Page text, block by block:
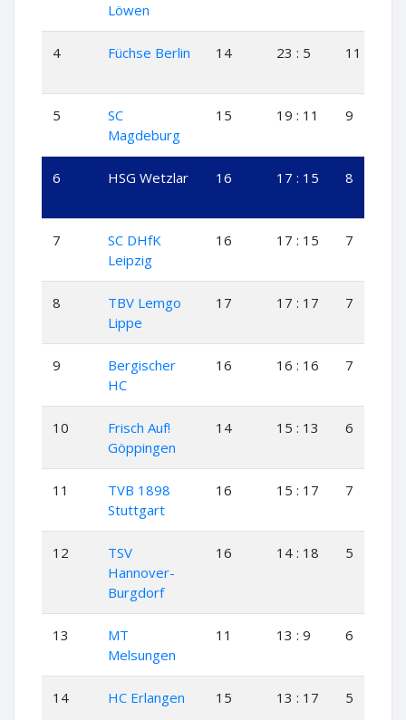
Löwen
4 Füchse Berlin 14 23 : 5 11
5
SC
Magdeburg
15 19 : 11 9
6 HSG Wetzlar 16 17 : 15 8
7
SC DHfK
Leipzig
16 17 : 15 7
8
TBV Lemgo
Lippe
17 17 : 17 7
9
Bergischer
HC
16 16 : 16 7
10
Frisch Auf!
Göppingen
14 15 : 13 6
11
TVB 1898
Stuttgart
16 15 : 17 7
12
TSV
Hannover-
Burgdorf
16 14 : 18 5
13
MT
Melsungen
11 13 : 9 6
14 HC Erlangen 15 13 : 17 5